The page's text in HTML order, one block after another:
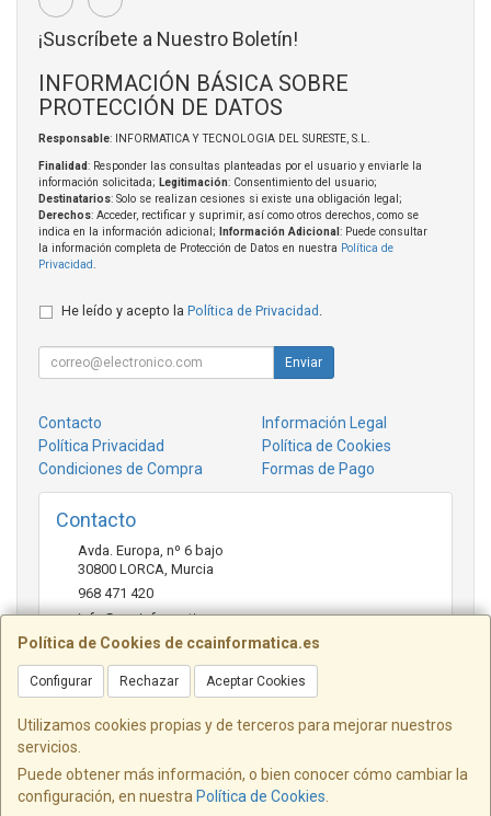
Política de Cookies de ccainformatica.es
Configurar Rechazar Aceptar Cookies
Utilizamos cookies propias y de terceros para mejorar nuestros
servicios.
Puede obtener más información, o bien conocer cómo cambiar la
configuración, en nuestra Política de Cookies
¡Suscríbete a Nuestro Boletín!
INFORMACIÓN BÁSICA SOBRE
PROTECCIÓN DE DATOS
Responsable: INFORMATICA Y TECNOLOGIA DEL SURESTE, S.L.
Finalidad: Responder las consultas planteadas por el usuario y enviarle la
información solicitada; Legitimación: Consentimiento del usuario;
Destinatarios: Solo se realizan cesiones si existe una obligación legal;
Derechos: Acceder, rectificar y suprimir, así como otros derechos, como se
indica en la información adicional;
Información Adicional : Puede consultar
la información completa de Protección de Datos en nuestra Política de
Privacidad
He leído y acepto la Política de Privacidad
Enviar
Contacto
Información Legal
Política Privacidad
Política de Cookies
Condiciones de Compra
Formas de Pago
Contacto
Avda. Europa, nº 6 bajo
30800 LORCA Murcia
968 471 420
info@ccainformatica.es
Horario
L-V: 9:30 h a 14 h - 16:30 h a 20:30 h - Sab: 10 h a 14 h
, , , , España. - C.I.F.: B73954331 - Tfno: